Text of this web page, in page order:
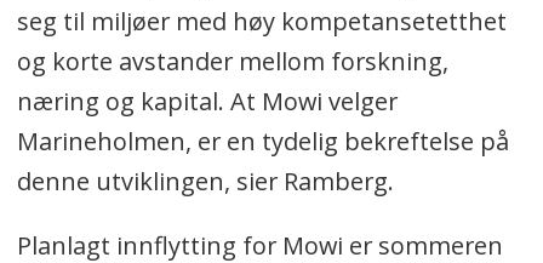
seg til miljøer med høy kompetansetetthet
og korte avstander mellom forskning,
næring og kapital. At Mowi velger
Marineholmen, er en tydelig bekreftelse på
denne utviklingen, sier Ramberg.
Planlagt innflytting for Mowi er sommeren